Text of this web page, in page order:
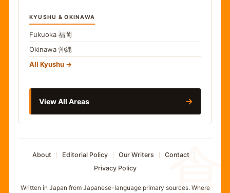
食
KYUSHU & OKINAWA
Fukuoka 福岡
Okinawa 沖縄
All Kyushu
View All Areas →
About Editorial Policy Our Writers
Contact
Privacy Policy
Written in Japan from Japanese-language primary sources. Where